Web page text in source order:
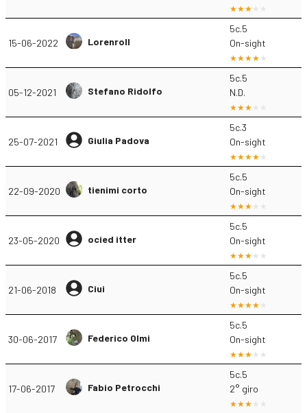
15-06-2022 Lorenroll
5c.5
On-sight
05-12-2021 Stefano Ridolfo
5c.5
N.D.
25-07-2021 Giulia Padova
5c.3
On-sight
22-09-2020 tienimi corto
5c.5
On-sight
23-05-2020 ocied itter
5c.5
On-sight
21-06-2018 Ciui
5c.5
On-sight
30-06-2017 Federico Olmi
5c.5
On-sight
17-06-2017 Fabio Petrocchi
5c.5
2° giro